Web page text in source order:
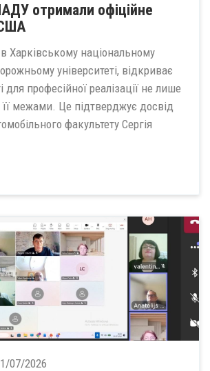
отримали офіційне
Харківському національному
університеті, відкриває
для професійної реалізації не лише
її межами. Це підтверджує досвід
факультету Сергія
07/2026